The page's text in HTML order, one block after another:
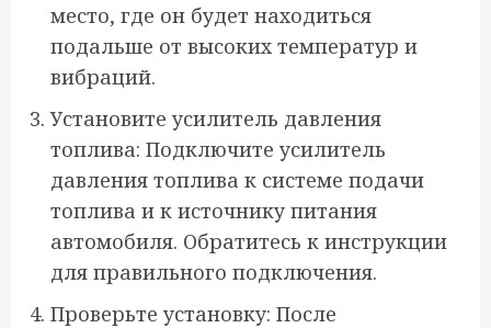
место, где он будет находиться
подальше от высоких температур и
вибраций.
Установите усилитель давления
топлива: Подключите усилитель
давления топлива к системе подачи
топлива и к источнику питания
автомобиля. Обратитесь к инструкции
для правильного подключения.
Проверьте установку: После